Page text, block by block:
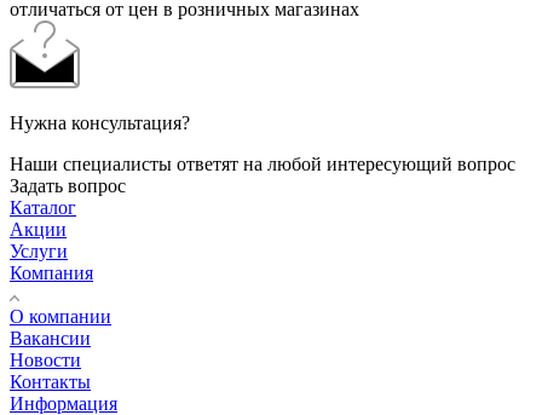
отличаться от цен в розничных магазинах
Нужна консультация?
Наши специалисты ответят на любой интересующий вопрос
Задать вопрос
Каталог
Акции
Услуги
Компания
О компании
Вакансии
Новости
Контакты
Информация